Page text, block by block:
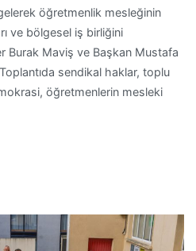
öğretmenlik mesleğinin
ve bölgesel iş birliğini
Burak Maviş ve Başkan Mustafa
sendikal haklar, toplu
öğretmenlerin mesleki